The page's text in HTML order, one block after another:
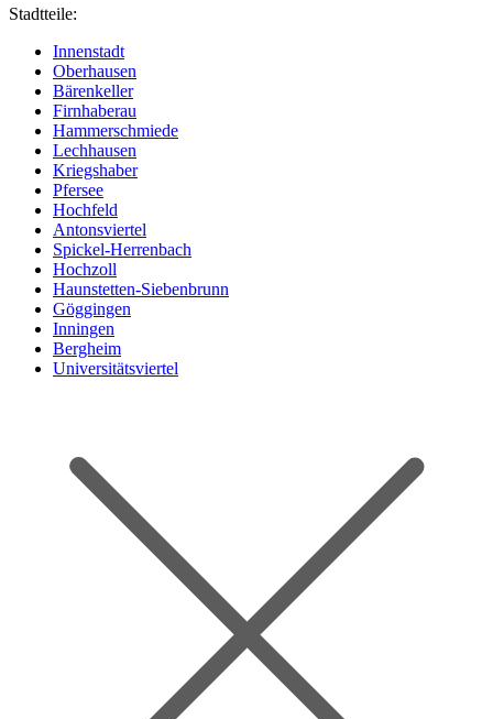
Stadtteile:
Innenstadt
Oberhausen
Bärenkeller
Firnhaberau
Hammerschmiede
Lechhausen
Kriegshaber
Pfersee
Hochfeld
Antonsviertel
Spickel-Herrenbach
Hochzoll
Haunstetten-Siebenbrunn
Göggingen
Inningen
Bergheim
Universitätsviertel